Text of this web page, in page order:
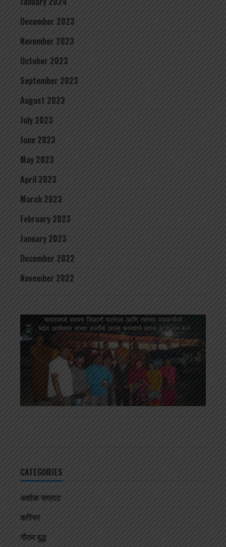
December 2023
November 2023
October 2023
September 2023
August 2023
July 2023
June 2023
May 2023
April 2023
March 2023
February 2023
January 2023
December 2022
November 2022
CATEGORIES
अशोक सम्राट
करियर
गौतम बुद्ध